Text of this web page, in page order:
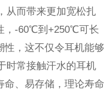
从而带来更加宽松扎
，-60℃到+250℃可长
性，这不仅令耳机能够
时常接触汗水的耳机
命、易存储，理论寿命